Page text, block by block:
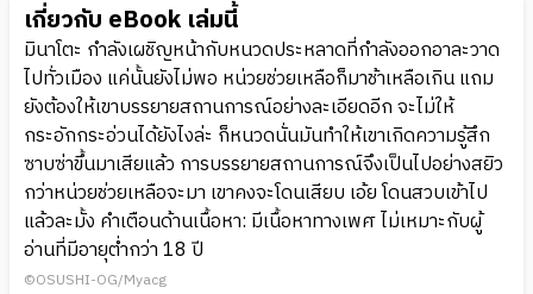
เกี่ยวกับ eBook เล่มนี้
มินาโตะ กำลังเผชิญหน้ากับหนวดประหลาดที่กำลังออกอาละวาด
ไปทั่วเมือง แค่นั้นยังไม่พอ หน่วยช่วยเหลือก็มาช้าเหลือเกิน แถม
ยังต้องให้เขาบรรยายสถานการณ์อย่างละเอียดอีก จะไม่ให้
กระอักกระอ่วนได้ยังไงล่ะ ก็หนวดนั่นมันทำให้เขาเกิดความรู้สึก
ซาบซ่าขึ้นมาเสียแล้ว การบรรยายสถานการณ์จึงเป็นไปอย่างสยิว
กว่าหน่วยช่วยเหลือจะมา เขาคงจะโดนเสียบ เอ้ย โดนสวบเข้าไป
แล้วละมั้ง คำเตือนด้านเนื้อหา: มีเนื้อหาทางเพศ ไม่เหมาะกับผู้
อ่านที่มีอายุต่ำกว่า 18 ปี
©OSUSHI-OG/Myacg